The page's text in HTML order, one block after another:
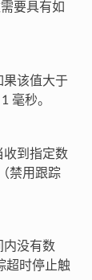
要具有如
果该值大于
毫秒。
收到指定数
禁用跟踪
内没有数
超时停止触